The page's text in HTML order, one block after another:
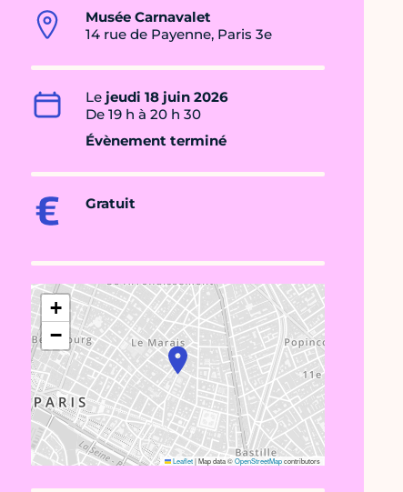
Musée Carnavalet
14 rue de Payenne, Paris 3e
Le jeudi 18 juin 2026
De 19 h à 20 h 30
Évènement terminé
Gratuit
+
−
Leaflet|Map data ©OpenStreetMapcontributors